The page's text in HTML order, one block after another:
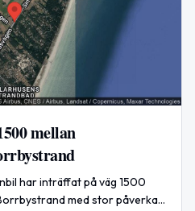
mellan
har inträffat på väg 1500
med stor påverkan